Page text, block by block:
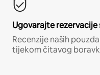
Ugovarajte rezervacije
Recenzije naših
tijekom čitavog